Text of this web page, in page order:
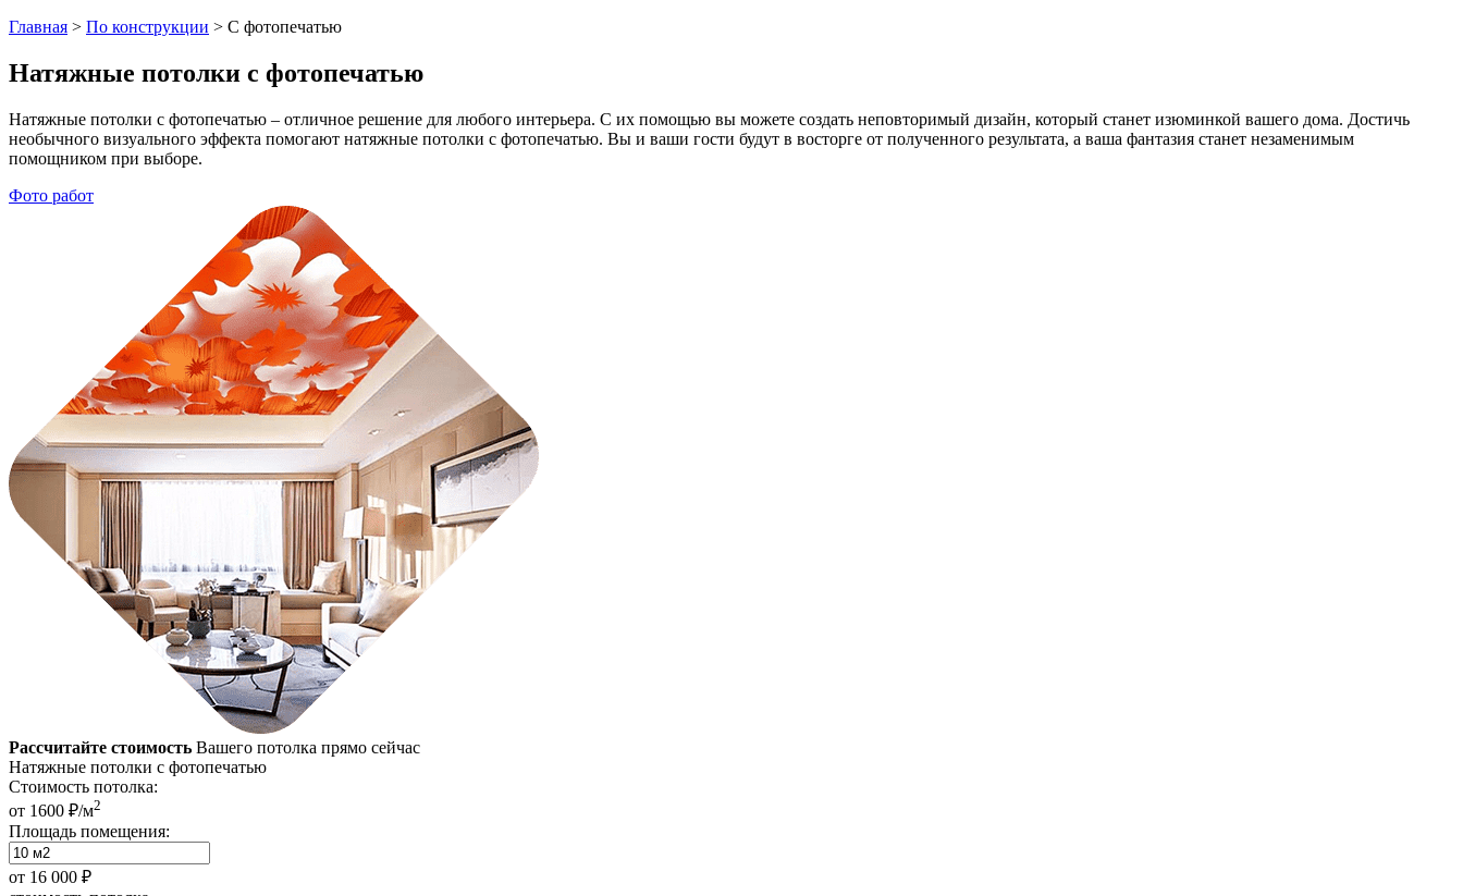
Главная > По конструкции > С фотопечатью
Натяжные потолки с фотопечатью
Натяжные потолки с фотопечатью – отличное решение для любого интерьера. С их помощью вы можете создать неповторимый дизайн, который станет изюминкой вашего дома. Достичь
необычного визуального эффекта помогают натяжные потолки с фотопечатью. Вы и ваши гости будут в восторге от полученного результата, а ваша фантазия станет незаменимым
помощником при выборе.
Фото работ
Рассчитайте стоимость Вашего потолка прямо сейчас
Натяжные потолки с фотопечатью
Стоимость потолка:
от 1600 ₽/м2
Площадь помещения:
от 16 000 ₽